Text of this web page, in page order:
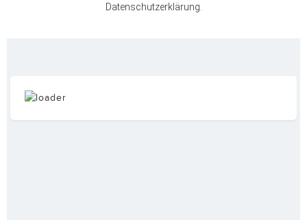
Datenschutzerklärung.